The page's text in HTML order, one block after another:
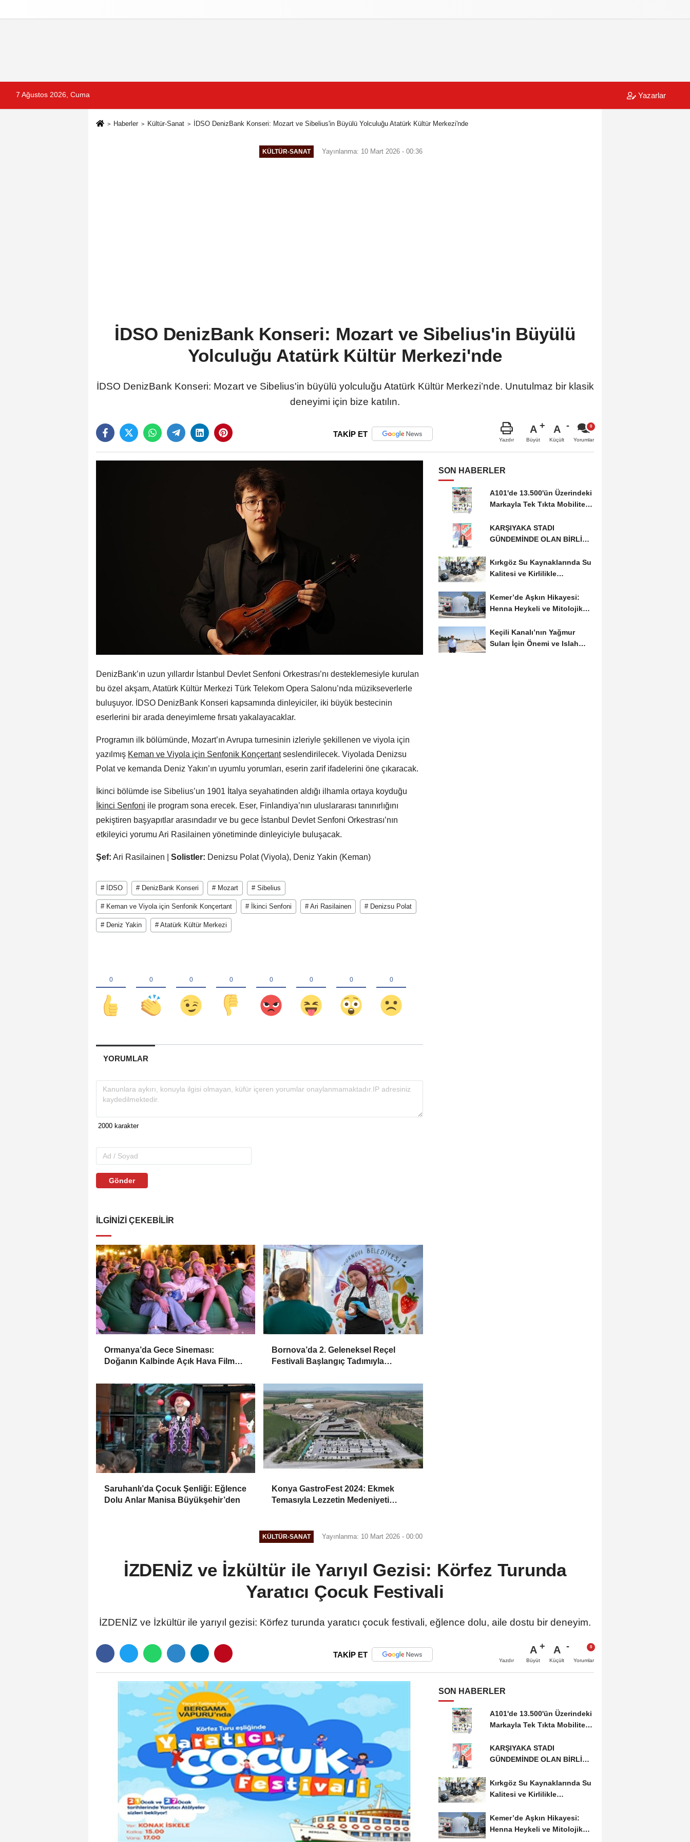
7 Ağustos 2026, Cuma Yazarlar
Haberler Kültür-Sanat İDSO DenizBank Konseri: Mozart ve Sibelius'in Büyülü Yolculuğu Atatürk Kültür Merkezi'nde
KÜLTÜR-SANAT Yayınlanma: 10 Mart 2026 - 00:36
İDSO DenizBank Konseri: Mozart ve Sibelius'in Büyülü
Yolculuğu Atatürk Kültür Merkezi'nde
İDSO DenizBank Konseri: Mozart ve Sibelius'in büyülü yolculuğu Atatürk Kültür Merkezi’nde. Unutulmaz bir klasik
deneyimi için bize katılın.
TAKİP ET
Yazdır
A
Büyüt
A
Küçült Yorumlar
DenizBank’ın uzun yıllardır İstanbul Devlet Senfoni Orkestrası’nı desteklemesiyle kurulan
bu özel akşam, Atatürk Kültür Merkezi Türk Telekom Opera Salonu’nda müzikseverlerle
buluşuyor. İDSO DenizBank Konseri kapsamında dinleyiciler, iki büyük bestecinin
eserlerini bir arada deneyimleme fırsatı yakalayacaklar.
Programın ilk bölümünde, Mozart’ın Avrupa turnesinin izleriyle şekillenen ve viyola için
yazılmış Keman ve Viyola için Senfonik Konçertantseslendirilecek. Viyolada Denizsu
Polat ve kemanda Deniz Yakın’ın uyumlu yorumları, eserin zarif ifadelerini öne çıkaracak.
İkinci bölümde ise Sibelius’un 1901 İtalya seyahatinden aldığı ilhamla ortaya koyduğu
İkinci Senfoni ile program sona erecek. Eser, Finlandiya’nın uluslararası tanınırlığını
pekiştiren başyapıtlar arasındadır ve bu gece İstanbul Devlet Senfoni Orkestrası’nın
etkileyici yorumu Ari Rasilainen yönetiminde dinleyiciyle buluşacak.
Şef: Ari Rasilainen | Solistler: Denizsu Polat (Viyola), Deniz Yakin (Keman)
# İDSO # DenizBank Konseri # Mozart # Sibelius
# Keman ve Viyola için Senfonik Konçertant # İkinci Senfoni # Ari Rasilainen # Denizsu Polat
# Deniz Yakin # Atatürk Kültür Merkezi
YORUMLAR
Gönder
İLGINIZI ÇEKEBILIR
Ormanya’da Gece Sineması:
Doğanın Kalbinde Açık Hava Film
Bornova’da 2. Geleneksel Reçel
Festivali Başlangıç Tadımıyla
Saruhanlı’da Çocuk Şenliği: Eğlence
Dolu Anlar Manisa Büyükşehir’den
Konya GastroFest 2024: Ekmek
Temasıyla Lezzetin Medeniyeti
SON HABERLER
A101'de 13.500'ün Üzerindeki
Markayla Tek Tıkta Mobilitesi
KARŞIYAKA STADI
GÜNDEMİNDE OLAN BİRLİK
Kırkgöz Su Kaynaklarında Su
Kalitesi ve Kirlilikle
Kemer’de Aşkın Hikayesi:
Henna Heykeli ve Mitolojik
Keçili Kanalı’nın Yağmur
Suları İçin Önemi ve Islah
KÜLTÜR-SANAT Yayınlanma: 10 Mart 2026 - 00:00
İZDENİZ ve İzkültür ile Yarıyıl Gezisi: Körfez Turunda
Yaratıcı Çocuk Festivali
İZDENİZ ve İzkültür ile yarıyıl gezisi: Körfez turunda yaratıcı çocuk festivali, eğlence dolu, aile dostu bir deneyim.
TAKİP ET
Yazdır
A
Büyüt
A
Küçült Yorumlar
SON HABERLER
A101'de 13.500'ün Üzerindeki
Markayla Tek Tıkta Mobilitesi
KARŞIYAKA STADI
GÜNDEMİNDE OLAN BİRLİK
Kırkgöz Su Kaynaklarında Su
Kalitesi ve Kirlilikle
Kemer’de Aşkın Hikayesi:
Henna Heykeli ve Mitolojik